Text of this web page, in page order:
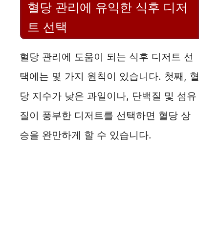
혈당 관리에 유익한 식후 디저
트 선택
혈당 관리에 도움이 되는 식후 디저트 선
택에는 몇 가지 원칙이 있습니다. 첫째, 혈
당 지수가 낮은 과일이나, 단백질 및 섬유
질이 풍부한 디저트를 선택하면 혈당 상
승을 완만하게 할 수 있습니다.